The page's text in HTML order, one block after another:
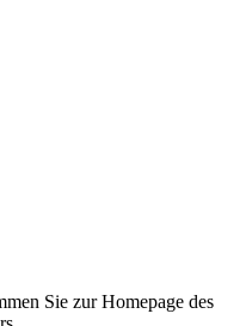
Sie zur Homepage des